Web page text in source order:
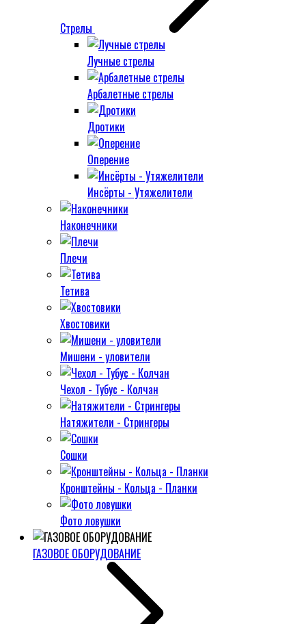
Стрелы
Лучные стрелы
Арбалетные стрелы
Дротики
Оперение
Инсёрты - Утяжелители
Наконечники
Плечи
Тетива
Хвостовики
Мишени - уловители
Чехол - Тубус - Колчан
Натяжители - Стрингеры
Сошки
Кронштейны - Кольца - Планки
Фото ловушки
ГАЗОВОЕ ОБОРУДОВАНИЕ